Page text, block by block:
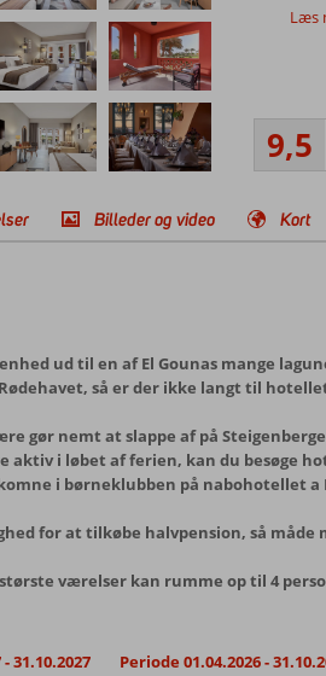
Læs
9,5
Billeder og video Kort
ud til en af El Gounas mange
så er der ikke langt til
gør nemt at slappe af på
aktiv i løbet af ferien, kan du besøge
i børneklubben på nabohotellet a
for at tilkøbe halvpension, så
værelser kan rumme op til 4
31.10.2027 Periode 01.04.2026 -